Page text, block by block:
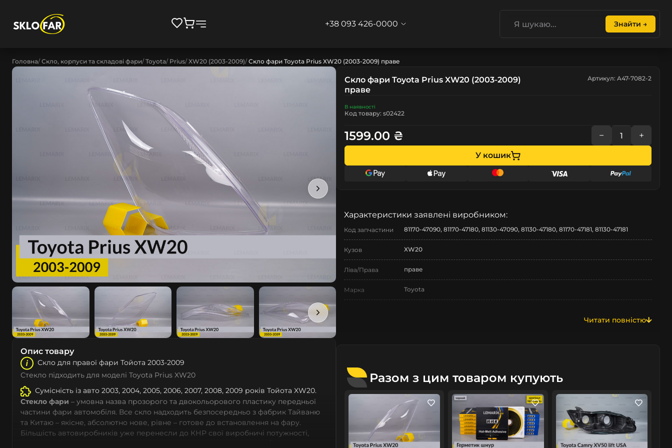
+38 093 426-0000 Знайти →
Головна Скло, корпуси та складові фари Toyota Prius XW20 (2003-2009) Скло фари Toyota Prius XW20 (2003-2009) праве
Опис товару
Скло для правої фари Тойота 2003-2009
Стекло підходить для моделі Toyota Prius XW20
Сумісність із авто 2003, 2004, 2005, 2006, 2007, 2008, 2009 років Тойота XW20.
Стекло фари – умовна назва прозорого та двокольорового пластику передньої
частини фари автомобіля. Все скло надходить безпосередньо з фабрик Тайваню
та Китаю – якісне, абсолютно нове, рівне – готове до встановлення на фару.
Більшість автовиробників уже перенесли до КНР свої виробничі потужності,
тому не слід дивуватися, що до 90% запчастин до сучасних автомобілів мають
Скло фари Toyota Prius XW20 (2003-2009)
праве
Артикул: A47-7082-2
В наявності
Код товару: s02422
1599.00 ₴ − +
У кошик
Характеристики заявлені виробником:
Код запчастини 81170-47090, 81170-47180, 81130-47090, 81130-47180, 81170-47181, 81130-47181
Кузов XW20
Ліва/Права праве
Марка Toyota
Покоління
Рік випуску
Нове
Тип запчастини Аналог
Читати повністю
Разом з цим товаром купують